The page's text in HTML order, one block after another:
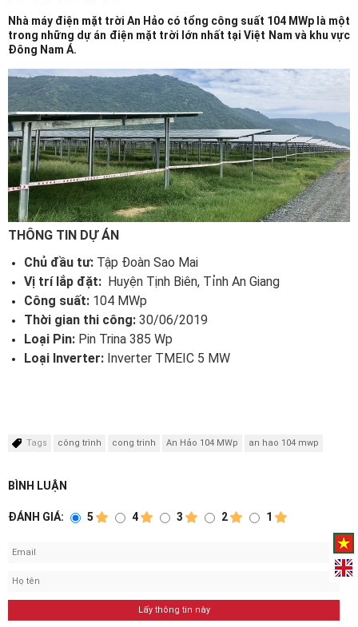
Nhà máy điện mặt trời An Hảo có tổng công suất 104 MWp là một
trong những dự án điện mặt trời lớn nhất tại Việt Nam và khu vực
Đông Nam Á.
THÔNG TIN DỰ ÁN
Chủ đầu tư: Tập Đoàn Sao Mai
Vị trí lắp đặt: Huyện Tịnh Biên, Tỉnh An Giang
Công suất: 104 MWp
Thời gian thi công: 30/06/2019
Loại Pin: Pin Trina 385 Wp
Loại Inverter: Inverter TMEIC 5 MW
Tags công trình cong trinh An Hảo 104 MWp an hao 104 mwp
BÌNH LUẬN
ĐÁNH GIÁ: 5 4 3 2 1